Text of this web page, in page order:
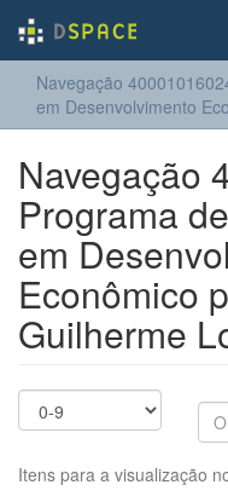
Navegação
em Desenvolvimento
Navegação
Programa
em
Econômico
Guilherme
Itens para a visualização